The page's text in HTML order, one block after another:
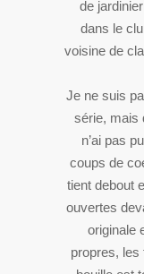
de
dans le
voisine de
Je ne suis
série, mais
n’ai pas
coups de
tient debout
ouvertes
originale
propres, les